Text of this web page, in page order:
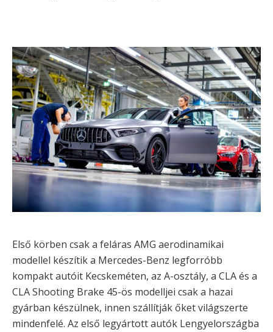
Első körben csak a feláras AMG aerodinamikai
modellel készítik a Mercedes-Benz legforróbb
kompakt autóit Kecskeméten, az A-osztály, a CLA és a
CLA Shooting Brake 45-ös modelljei csak a hazai
gyárban készülnek, innen szállítják őket világszerte
mindenfelé. Az első legyártott autók Lengyelországba